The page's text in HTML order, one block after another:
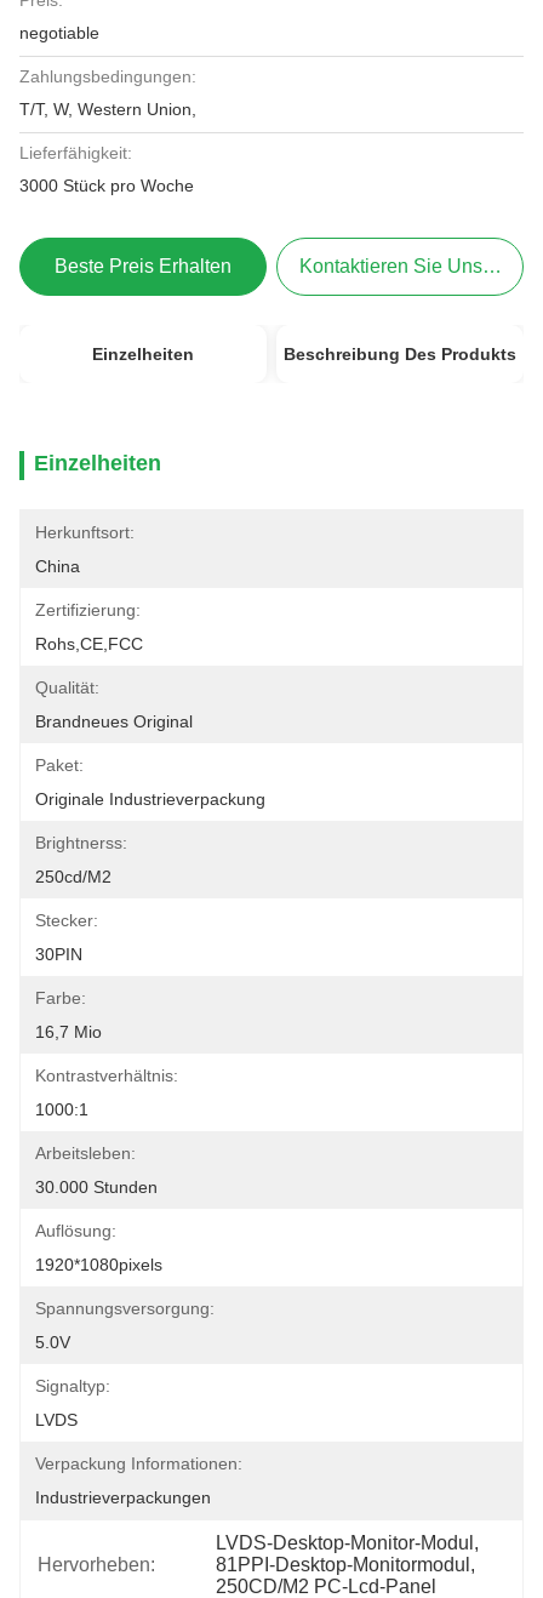
negotiable
Zahlungsbedingungen:
T/T, W, Western Union,
Lieferfähigkeit:
3000 Stück pro Woche
Beste Preis Erhalten Kontaktieren Sie Uns Jetzt
Einzelheiten Beschreibung Des Produkts
Einzelheiten
Herkunftsort:
China
Zertifizierung:
Rohs,CE,FCC
Qualität:
Brandneues Original
Paket:
Originale Industrieverpackung
Brightnerss:
250cd/m2
Stecker:
30PIN
Farbe:
16,7 Mio
Kontrastverhältnis:
1000:1
Arbeitsleben:
30.000 Stunden
Auflösung:
1920*1080pixels
Spannungsversorgung:
5.0V
Signaltyp:
LVDS
Verpackung Informationen:
Industrieverpackungen
Hervorheben:
LVDS-Desktop-Monitor-Modul ,
81PPI-Desktop-Monitormodul ,
250CD/M2 PC-Lcd-Panel